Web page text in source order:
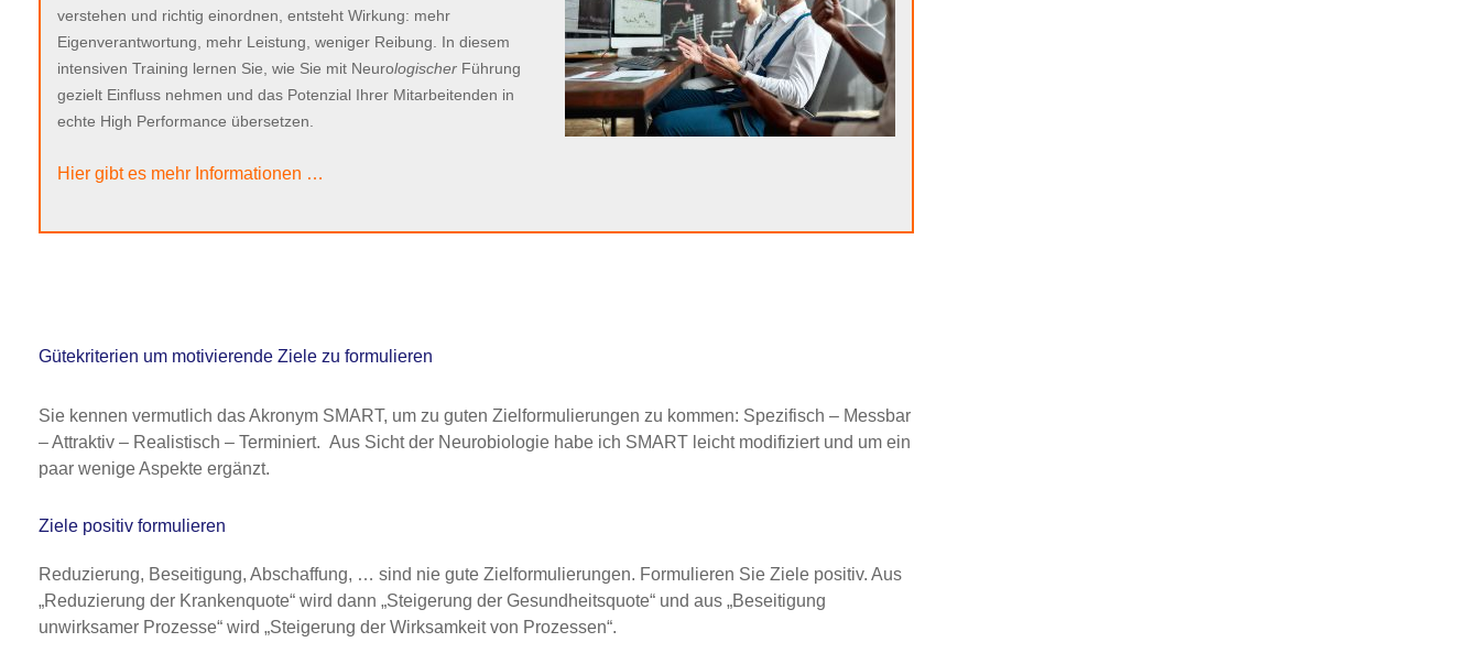
verstehen und richtig einordnen, entsteht Wirkung: mehr
Eigenverantwortung, mehr Leistung, weniger Reibung. In diesem
intensiven Training lernen Sie, wie Sie mit Neurologischer Führung
gezielt Einfluss nehmen und das Potenzial Ihrer Mitarbeitenden in
echte High Performance übersetzen.
Hier gibt es mehr Informationen …
Gütekriterien um motivierende Ziele zu formulieren
Sie kennen vermutlich das Akronym SMART, um zu guten Zielformulierungen zu kommen: Spezifisch – Messbar
– Attraktiv – Realistisch – Terminiert. Aus Sicht der Neurobiologie habe ich SMART leicht modifiziert und um ein
paar wenige Aspekte ergänzt.
Ziele positiv formulieren
Reduzierung, Beseitigung, Abschaffung, … sind nie gute Zielformulierungen. Formulieren Sie Ziele positiv. Aus
„Reduzierung der Krankenquote“ wird dann „Steigerung der Gesundheitsquote“ und aus „Beseitigung
unwirksamer Prozesse“ wird „Steigerung der Wirksamkeit von Prozessen“.